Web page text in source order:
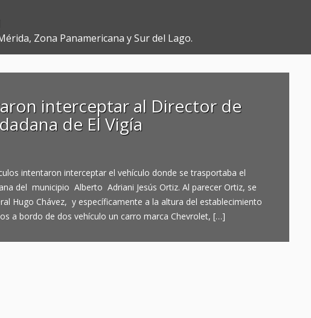
Zona Panamericana y Sur del Lago.
interceptar al Director de
de El Vigía
intentaron interceptar el vehículo donde se trasportaba el
del municipio Alberto Adriani Jesús Ortiz. Al parecer Ortiz, se
Hugo Chávez, y específicamente a la altura del establecimiento
a bordo de dos vehículo un carro marca Chevrolet, […]